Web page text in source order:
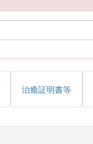
治癒証明書等